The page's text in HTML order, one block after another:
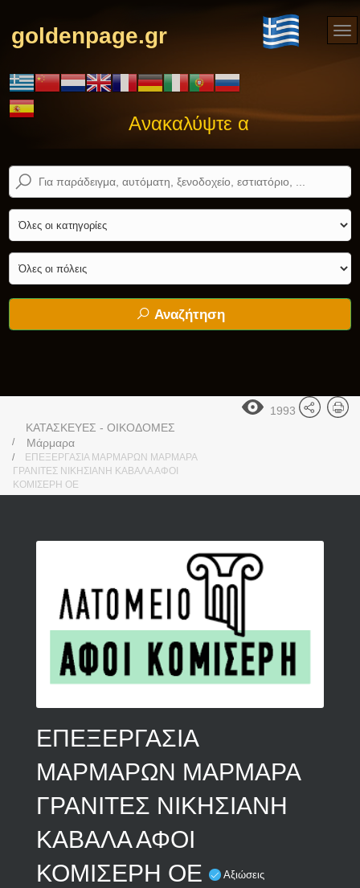
goldenpage.gr
Ανακαλύψτε αυτό που
Αναζήτηση
1993
ΚΑΤΑΣΚΕΥΕΣ - ΟΙΚΟΔΟΜΕΣ
Μάρμαρα
ΕΠΕΞΕΡΓΑΣΙΑ ΜΑΡΜΑΡΩΝ ΜΑΡΜΑΡΑ
ΓΡΑΝΙΤΕΣ ΝΙΚΗΣΙΑΝΗ ΚΑΒΑΛΑ ΑΦΟΙ
ΚΟΜΙΣΕΡΗ ΟΕ
ΕΠΕΞΕΡΓΑΣΙΑ
ΜΑΡΜΑΡΩΝ ΜΑΡΜΑΡΑ
ΓΡΑΝΙΤΕΣ ΝΙΚΗΣΙΑΝΗ
ΚΑΒΑΛΑ ΑΦΟΙ
ΚΟΜΙΣΕΡΗ ΟΕ
Αξιώσεις